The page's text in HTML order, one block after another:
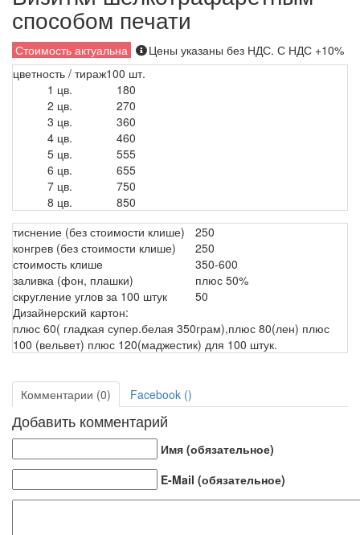
способом печати
Стоимость актуальна
Цены указаны без НДС. С НДС +10%
цветность / тираж100 шт.
1 цв.
180
2 цв.
270
3 цв.
360
4 цв.
460
5 цв.
555
6 цв.
655
7 цв.
750
8 цв.
850
тиснение (без стоимости клише)
250
конгрев (без стоимости клише)
250
стоимость клише
350-600
заливка (фон, плашки)
плюс 50%
скругление углов за 100 штук
50
Дизайнерский картон:
плюс 60( гладкая супер.белая 350грам),плюс 80(лен) плюс
100 (вельвет) плюс 120(маджестик) для 100 штук.
Комментарии (0) Facebook ()
Добавить комментарий
Имя (обязательное)
E-Mail (обязательное)